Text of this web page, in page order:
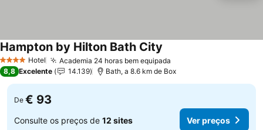
4 EstrelasHotel Academia 24 horas bem equipada
Hampton by Hilton Bath City
8,8 Excelente 14.139 Bath, a 8.6 km de Box
De € 93
Consulte os preços de 12 sites Ver preços